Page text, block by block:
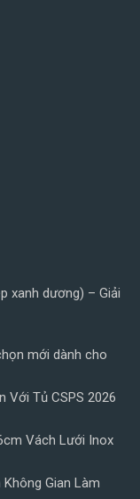
xanh dương) – Giải
mới dành cho
Với Tủ CSPS 2026
Vách Lưới Inox
Gian Làm